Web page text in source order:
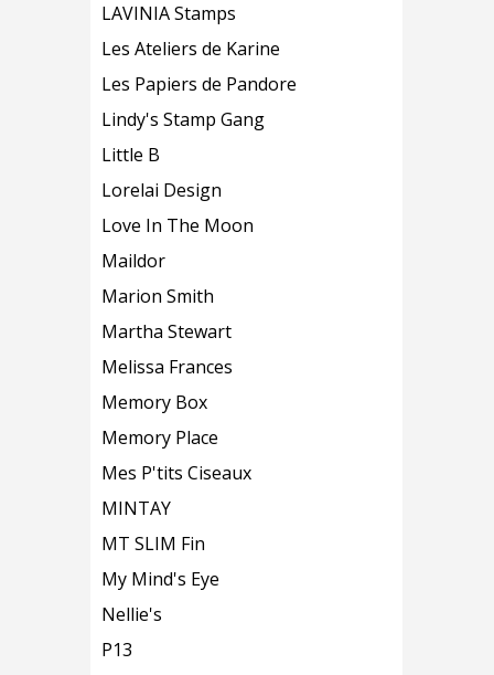
LAVINIA Stamps
Les Ateliers de Karine
Les Papiers de Pandore
Lindy's Stamp Gang
Little B
Lorelai Design
Love In The Moon
Maildor
Marion Smith
Martha Stewart
Melissa Frances
Memory Box
Memory Place
Mes P'tits Ciseaux
MINTAY
MT SLIM Fin
My Mind's Eye
Nellie's
P13